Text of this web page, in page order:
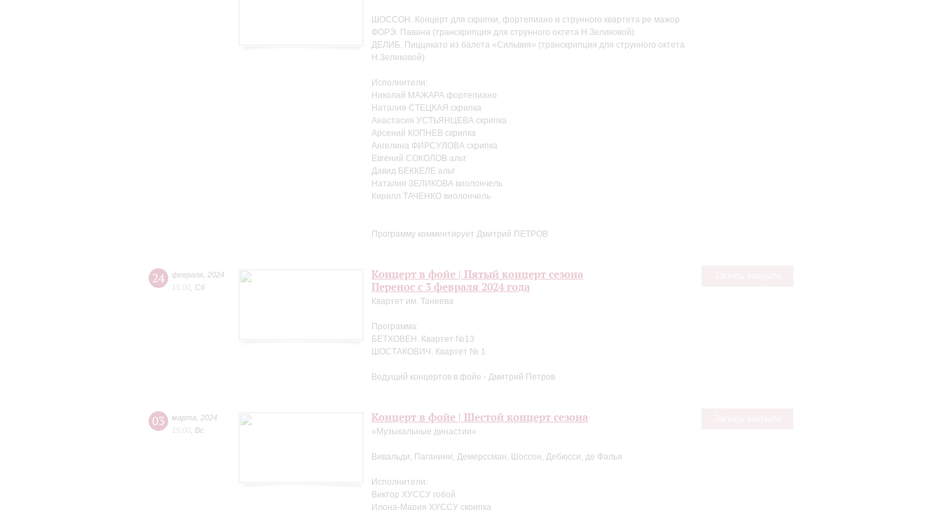
ШОССОН. Концерт для скрипки, фортепиано и струнного квартета ре мажор
ФОРЭ. Павана (транскрипция для струнного октета Н.Зеликовой)
ДЕЛИБ. Пиццикато из балета «Сильвия» (транскрипция для струнного октета
Н.Зеликовой)
Исполнители:
Николай МАЖАРА фортепиано
Наталия СТЕЦКАЯ скрипка
Анастасия УСТЬЯНЦЕВА скрипка
Арсений КОПНЕВ скрипка
Ангелина ФИРСУЛОВА скрипка
Евгений СОКОЛОВ альт
Давид БЕККЕЛЕ альт
Наталия ЗЕЛИКОВА виолончель
Кирилл ТАЧЕНКО виолончель
Программу комментирует Дмитрий ПЕТРОВ
24 февраля 2024
15:00 Сб
Концерт в фойе | Пятый концерт сезона
Перенос с 3 февраля 2024 года
Квартет им. Танеева
Программа:
БЕТХОВЕН. Квартет №13
ШОСТАКОВИЧ. Квартет № 1
Ведущий концертов в фойе - Дмитрий Петров
03 марта
2024
15:00 Вс
Концерт в фойе | Шестой концерт сезона
«Музыкальные династии»
Вивальди, Паганини, Демерссман, Шоссон, Дебюсси, де Фалья
Исполнители:
Виктор ХУССУ гобой
Илона-Мария ХУССУ скрипка